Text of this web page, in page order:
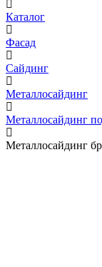
Каталог
Фасад
Сайдинг
Металлосайдинг
Металлосайдинг
Металлосайдинг